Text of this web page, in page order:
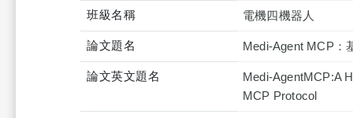
班級名稱 電機四機器人
論文題名 Medi-Agent MCP：
論文英文題名
Medi-AgentMCP:A
MCP Protocol